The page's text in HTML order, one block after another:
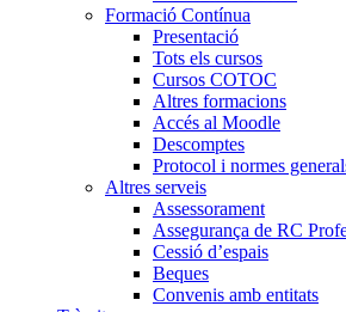
Formació Contínua
Presentació
Tots els cursos
Cursos COTOC
Altres formacions
Accés al Moodle
Descomptes
Protocol i normes
Altres serveis
Assessorament
Assegurança de RC
Cessió d’espais
Beques
Convenis amb entitats